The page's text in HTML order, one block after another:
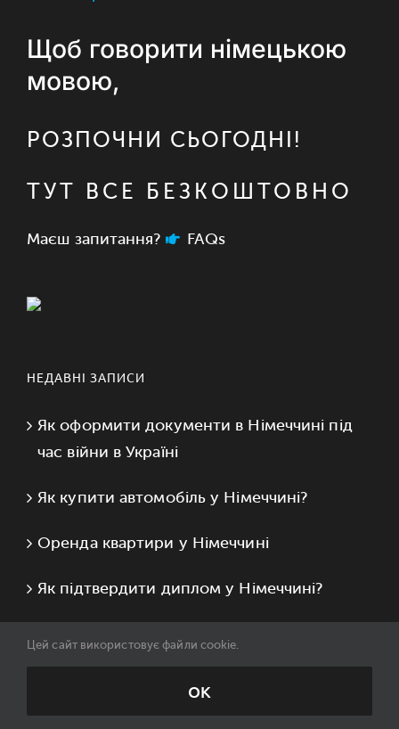
Щоб говорити німецькою
мовою,
РОЗПОЧНИ СЬОГОДНІ!
ТУТ ВСЕ БЕЗКОШТОВНО
Маєш запитання? FAQs
НЕДАВНІ ЗАПИСИ
Як оформити документи в Німеччині під
час війни в Україні
Як купити автомобіль у Німеччині?
Оренда квартири у Німеччині
Як підтвердити диплом у Німеччині?
ТЕГИ
A1 Бібліотека Відео і Фільми Екзамен
Цей сайт використовує файли cookie.
OK